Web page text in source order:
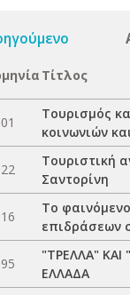
Τίτλος
Τουρισμός
κοινωνιών
Τουριστική
Σαντορίνη
Το
επιδράσεων
"ΤΡΕΛΛΑ"
ΕΛΛΑΔΑ